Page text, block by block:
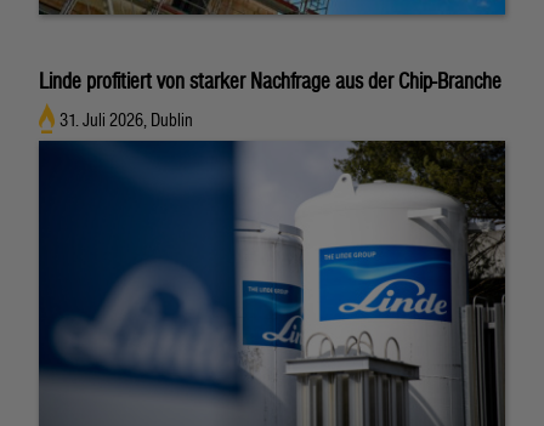
Linde profitiert von starker Nachfrage aus der Chip-Branche
31. Juli 2026, Dublin